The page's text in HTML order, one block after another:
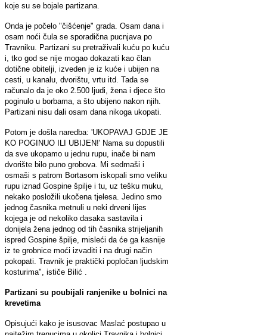
koje su se bojale partizana.
Onda je počelo "čišćenje" grada. Osam dana i
osam noći čula se sporadična pucnjava po
Travniku. Partizani su pretraživali kuću po kuću
i, tko god se nije mogao dokazati kao član
dotične obitelji, izveden je iz kuće i ubijen na
cesti, u kanalu, dvorištu, vrtu itd. Tada se
računalo da je oko 2.500 ljudi, žena i djece što
poginulo u borbama, a što ubijeno nakon njih.
Partizani nisu dali osam dana nikoga ukopati.
Potom je došla naredba: 'UKOPAVAJ GDJE JE
KO POGINUO ILI UBIJEN!' Nama su dopustili
da sve ukopamo u jednu rupu, inače bi nam
dvorište bilo puno grobova. Mi sedmaši i
osmaši s patrom Bortasom iskopali smo veliku
rupu iznad Gospine špilje i tu, uz tešku muku,
nekako posložili ukočena tjelesa. Jedino smo
jednog časnika metnuli u neki drveni lijes
kojega je od nekoliko dasaka sastavila i
donijela žena jednog od tih časnika strijeljanih
ispred Gospine špilje, misleći da će ga kasnije
iz te grobnice moći izvaditi i na drugi način
pokopati. Travnik je praktički popločan ljudskim
kosturima", ističe Bilić .
Partizani su poubijali ranjenike u bolnici na
krevetima
Opisujući kako je isusovac Maslać postupao u